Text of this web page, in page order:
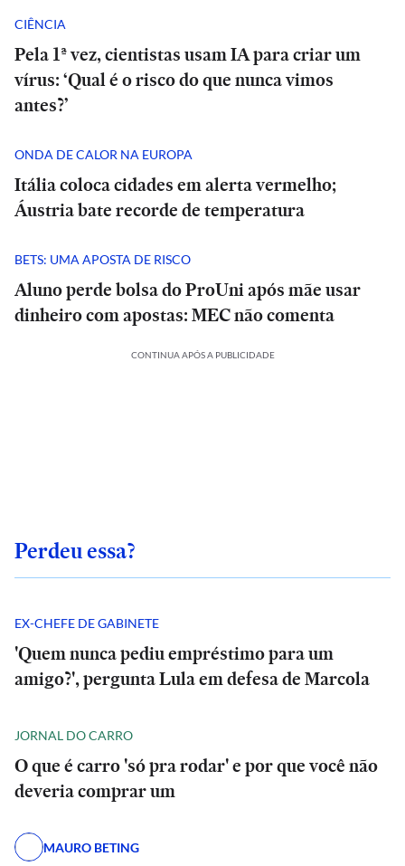
CIÊNCIA
Pela 1ª vez, cientistas usam IA para criar um
vírus: ‘Qual é o risco do que nunca vimos
antes?’
ONDA DE CALOR NA EUROPA
Itália coloca cidades em alerta vermelho;
Áustria bate recorde de temperatura
BETS: UMA APOSTA DE RISCO
Aluno perde bolsa do ProUni após mãe usar
dinheiro com apostas: MEC não comenta
CONTINUA APÓS A PUBLICIDADE
Perdeu essa?
EX-CHEFE DE GABINETE
'Quem nunca pediu empréstimo para um
amigo?', pergunta Lula em defesa de Marcola
JORNAL DO CARRO
O que é carro 'só pra rodar' e por que você não
deveria comprar um
MAURO BETING